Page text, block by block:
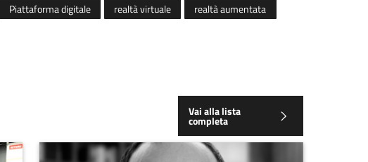
Piattaforma digitale realtà virtuale
realtà aumentata
Vai alla lista
completa